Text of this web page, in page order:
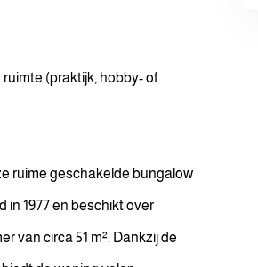
(praktijk, hobby- of
ruime geschakelde bungalow
in 1977 en beschikt over
van circa 51 m². Dankzij de